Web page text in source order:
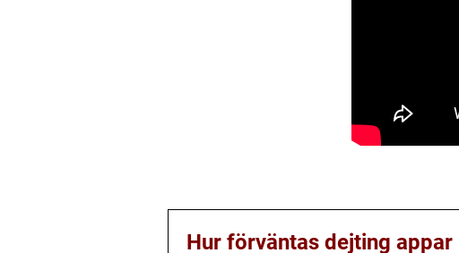
Hur förväntas dejting